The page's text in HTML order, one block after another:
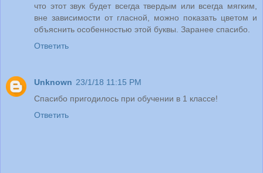
что этот звук будет всегда твердым или всегда мягким,
вне зависимости от гласной, можно показать цветом и
объяснить особенностью этой буквы. Заранее спасибо.
Ответить
Unknown 23/1/18 11:15 PM
Спасибо пригодилось при обучении в 1 классе!
Ответить